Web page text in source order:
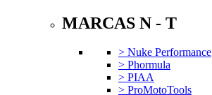
MARCAS N - T
> Nuke Performance
> Phormula
> PIAA
> ProMotoTools